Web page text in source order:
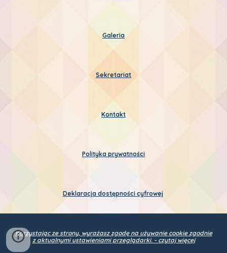
Galeria
Sekretariat
Kontakt
Polityka prywatności
Deklaracja dostępności cyfrowej
Korzystając ze strony, wyrażasz zgodę na używanie cookie zgodnie
z aktualnymi ustawieniami przeglądarki. - czytaj więcej